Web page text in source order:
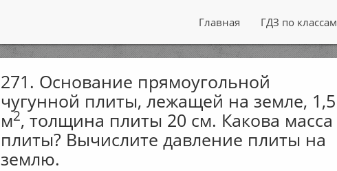
Главная ГДЗ по классам
271. Основание прямоугольной
чугунной плиты, лежащей на земле, 1,5
м2, толщина плиты 20 см. Какова масса
плиты? Вычислите давление плиты на
землю.